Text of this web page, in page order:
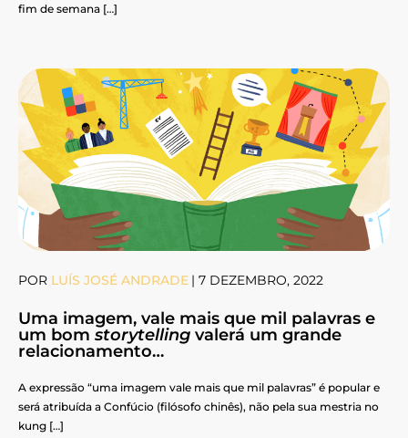
fim de semana […]
POR LUÍS JOSÉ ANDRADE | 7 DEZEMBRO, 2022
Uma imagem, vale mais que mil palavras e
um bom storytelling valerá um grande
relacionamento…
A expressão “uma imagem vale mais que mil palavras” é popular e
será atribuída a Confúcio (filósofo chinês), não pela sua mestria no
kung […]